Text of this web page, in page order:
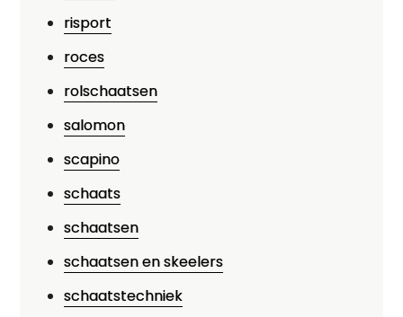
risport
roces
rolschaatsen
salomon
scapino
schaats
schaatsen
schaatsen en skeelers
schaatstechniek